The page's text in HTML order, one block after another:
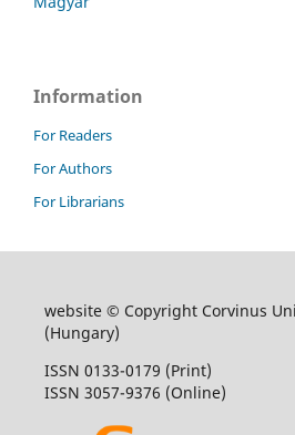
Information
For Readers
For Authors
For Librarians
website © Copyright Corvinus
(Hungary)
ISSN 0133-0179 (Print)
ISSN 3057-9376 (Online)